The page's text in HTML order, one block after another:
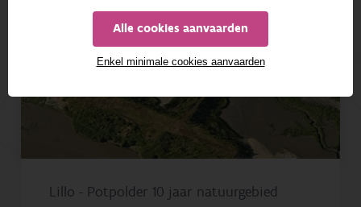
Alle cookies aanvaarden
Enkel minimale cookies aanvaarden
Lillo - Potpolder 10 jaar natuurgebied